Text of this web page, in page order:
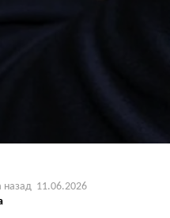
назад 11.06.2026